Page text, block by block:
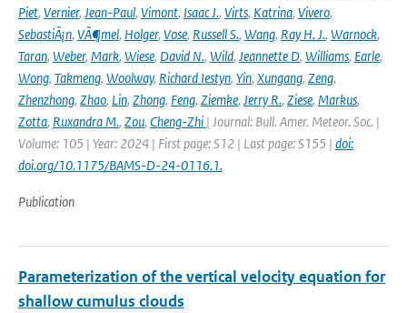
Piet, Vernier, Jean-Paul, Vimont, Isaac J., Virts, Katrina, Vivero,
SebastiÃ¡n, VÃ¶mel, Holger, Vose, Russell S., Wang, Ray H. J., Warnock,
Taran, Weber, Mark, Wiese, David N., Wild, Jeannette D, Williams, Earle,
Wong, Takmeng, Woolway, Richard Iestyn, Yin, Xungang, Zeng,
Zhenzhong, Zhao, Lin, Zhong, Feng, Ziemke, Jerry R., Ziese, Markus,
Zotta, Ruxandra M., Zou, Cheng-Zhi | Journal: Bull. Amer. Meteor. Soc. |
Volume: 105 | Year: 2024 | First page: S12 | Last page: S155 | doi:
doi.org/10.1175/BAMS-D-24-0116.1.
Publication
Parameterization of the vertical velocity equation for
shallow cumulus clouds